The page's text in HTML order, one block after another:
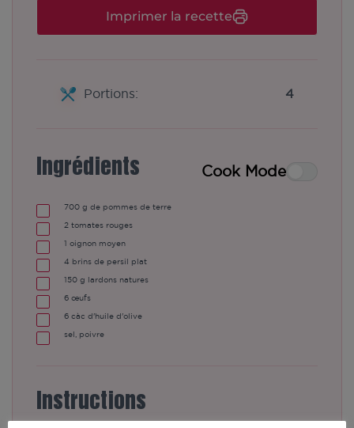
Imprimer la recette
Portions: 4
Ingrédients Cook Mode
700 g de pommes de terre
2 tomates rouges
1 oignon moyen
4 brins de persil plat
150 g lardons natures
6 œufs
6 càc d'huile d'olive
sel, poivre
Instructions